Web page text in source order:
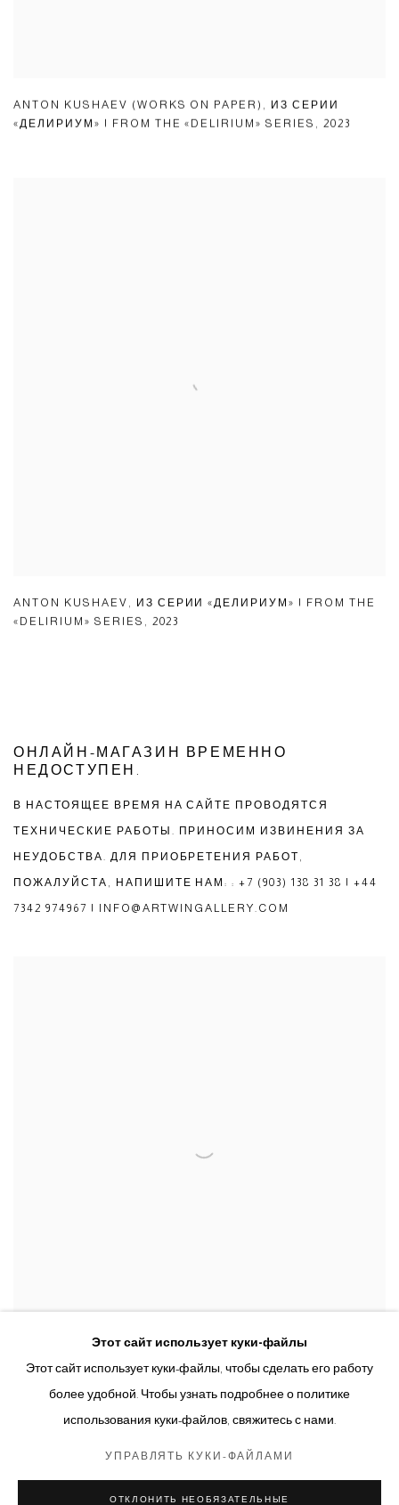
ANTON KUSHAEV (WORKS ON PAPER) , ИЗ СЕРИИ
«ДЕЛИРИУМ» | FROM THE «DELIRIUM» SERIES ,2023
ANTON KUSHAEV , ИЗ СЕРИИ «ДЕЛИРИУМ» | FROM THE
«DELIRIUM» SERIES , 2023
ОНЛАЙН-МАГАЗИН ВРЕМЕННО
НЕДОСТУПЕН.
В НАСТОЯЩЕЕ ВРЕМЯ НА САЙТЕ ПРОВОДЯТСЯ
ТЕХНИЧЕСКИЕ РАБОТЫ. ПРИНОСИМ ИЗВИНЕНИЯ ЗА
НЕУДОБСТВА. ДЛЯ ПРИОБРЕТЕНИЯ РАБОТ,
ПОЖАЛУЙСТА, НАПИШИТЕ НАМ: : +7 (903) 138 31 38 | +44
7342 974967 | INFO@ARTWINGALLERY.COM
Этот сайт использует куки-файлы
Этот сайт использует куки-файлы, чтобы сделать его работу
более удобной. Чтобы узнать подробнее о политике
использования куки-файлов, свяжитесь с нами.
УПРАВЛЯТЬ КУКИ-ФАЙЛАМИ
ОТКЛОНИТЬ НЕОБЯЗАТЕЛЬНЫЕ